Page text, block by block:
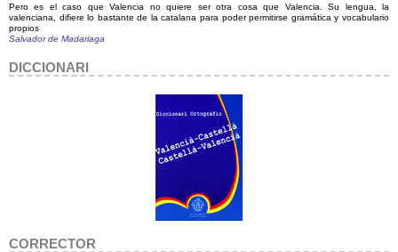
Pero es el caso que Valencia no quiere ser otra cosa que Valencia. Su lengua, la
valenciana, difiere lo bastante de la catalana para poder permitirse gramática y vocabulario
propios
Salvador de Madariaga
DICCIONARI
CORRECTOR